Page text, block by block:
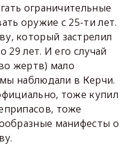
ограничительные
оружие с 25-ти лет.
который застрелил
29 лет. И его случай
жертв) мало
наблюдали в Керчи.
тоже купил
тоже
манифесты о